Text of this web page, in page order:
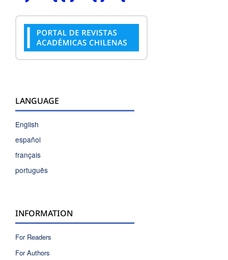
LANGUAGE
English
español
français
português
INFORMATION
For Readers
For Authors